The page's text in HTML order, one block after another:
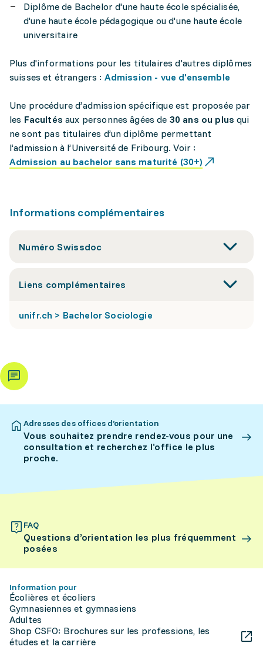
Diplôme de Bachelor d'une haute école spécialisée,
d'une haute école pédagogique ou d'une haute école
universitaire
Plus d'informations pour les titulaires d'autres diplômes
suisses et étrangers : Admission - vue d'ensemble
Une procédure d’admission spécifique est proposée par
les Facultés aux personnes âgées de 30 ans ou plus qui
ne sont pas titulaires d’un diplôme permettant
l’admission à l’Université de Fribourg. Voir :
Admission au bachelor sans maturité (30+)
Informations complémentaires
Numéro Swissdoc
Liens complémentaires
unifr.ch > Bachelor Sociologie
Adresses des offices d’orientation
Vous souhaitez prendre rendez-vous pour une
consultation et recherchez l’office le plus
proche.
FAQ
Questions d’orientation les plus fréquemment
posées
Information pour
Écolières et écoliers
Gymnasiennes et gymnasiens
Adultes
Shop CSFO: Brochures sur les professions, les
études et la carrière